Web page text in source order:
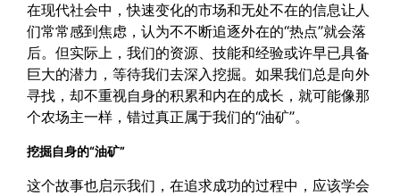
在现代社会中，快速变化的市场和无处不在的信息让人
们常常感到焦虑，认为不不断追逐外在的“热点”就会落
后。但实际上，我们的资源、技能和经验或许早已具备
巨大的潜力，等待我们去深入挖掘。如果我们总是向外
寻找，却不重视自身的积累和内在的成长，就可能像那
个农场主一样，错过真正属于我们的“油矿”。
挖掘自身的“油矿”
这个故事也启示我们，在追求成功的过程中，应该学会